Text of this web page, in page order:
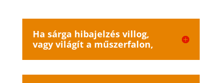
Ha sárga hibajelzés villog,
vagy világít a műszerfalon,